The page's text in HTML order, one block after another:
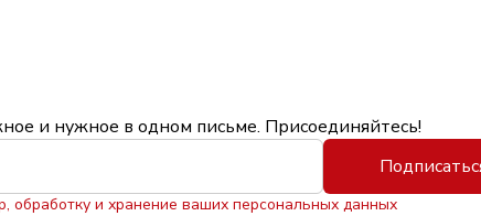
и нужное в одном письме. Присоединяйтесь!
обработку и хранение ваших персональных данных